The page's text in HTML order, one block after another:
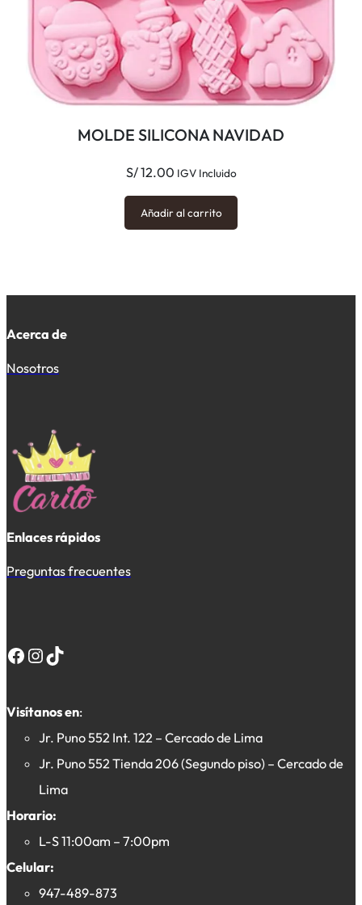
MOLDE SILICONA NAVIDAD
S/12.00 IGV Incluido
Añadir al carrito
Acerca de
Nosotros
Enlaces rápidos
Preguntas frecuentes
Facebook InstagramTikTok
Visítanos en:
Jr. Puno 552 Int. 122 – Cercado de Lima
Jr. Puno 552 Tienda 206 (Segundo piso) – Cercado de
Lima
Horario:
L-S 11:00am – 7:00pm
Celular:
947-489-873